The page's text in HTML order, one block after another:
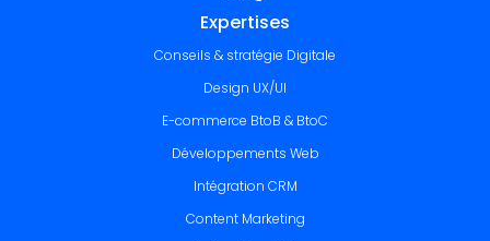
Expertises
Conseils & stratégie Digitale
Design UX/UI
E-commerce BtoB & BtoC
Développements Web
Intégration CRM
Content Marketing